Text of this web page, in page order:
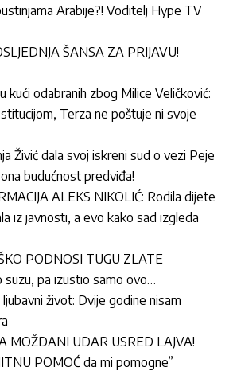
Arabije?! Voditelj Hype TV
ŠANSA ZA PRIJAVU!
kući odabranih zbog Milice Veličković:
Terza ne poštuje ni svoje
Živić dala svoj iskreni sud o vezi Peje
budućnost predviđa!
ALEKS NIKOLIĆ: Rodila dijete
iz javnosti, a evo kako sad izgleda
PODNOSI TUGU ZLATE
suzu, pa izustio samo ovo…
život: Dvije godine nisam
MOŽDANI UDAR USRED LAJVA!
POMOĆ da mi pomogne”